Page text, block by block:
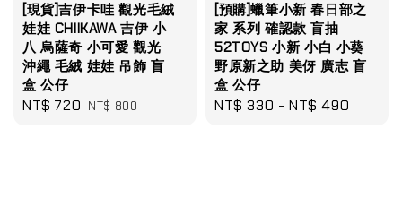
[現貨]吉伊卡哇 觀光毛絨
娃娃 CHIIKAWA 吉伊 小
八 烏薩奇 小可愛 觀光
沖繩 毛絨 娃娃 吊飾 盲
盒 公仔
Sale
NT$ 720 Regular
NT$ 800
[預購]蠟筆小新 春日部之
家 系列 確認款 盲抽
52TOYS 小新 小白 小葵
野原新之助 美伢 廣志 盲
盒 公仔
Regular
NT$ 330 -NT$ 490